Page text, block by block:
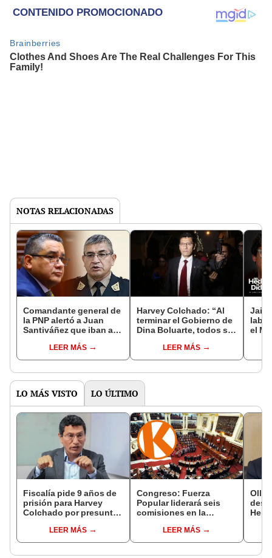
NOTAS RELACIONADAS
Comandante general de
la PNP alertó a Juan
Santiváñez que iban a
audios de 'Culebra'
LEER MÁS
Harvey Colchado: “Al
terminar el Gobierno de
Dina Boluarte, todos se
LEER MÁS
el
LO MÁS VISTO LO ÚLTIMO
Fiscalía pide 9 años de
prisión para Harvey
Colchado por presunta
incompatible y falsedad
ideológica
LEER MÁS
Congreso: Fuerza
Popular liderará seis
comisiones en la
LEER MÁS